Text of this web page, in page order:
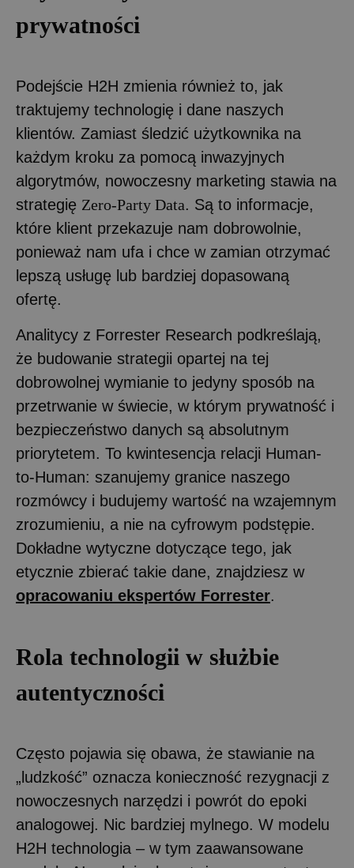
prywatności
Podejście H2H zmienia również to, jak
traktujemy technologię i dane naszych
klientów. Zamiast śledzić użytkownika na
każdym kroku za pomocą inwazyjnych
algorytmów, nowoczesny marketing stawia na
strategię Zero-Party Data. Są to informacje,
które klient przekazuje nam dobrowolnie,
ponieważ nam ufa i chce w zamian otrzymać
lepszą usługę lub bardziej dopasowaną
ofertę.
Analitycy z Forrester Research podkreślają,
że budowanie strategii opartej na tej
dobrowolnej wymianie to jedyny sposób na
przetrwanie w świecie, w którym prywatność i
bezpieczeństwo danych są absolutnym
priorytetem. To kwintesencja relacji Human-
to-Human: szanujemy granice naszego
rozmówcy i budujemy wartość na wzajemnym
zrozumieniu, a nie na cyfrowym podstępie.
Dokładne wytyczne dotyczące tego, jak
etycznie zbierać takie dane, znajdziesz w
opracowaniu ekspertów Forrester.
Rola technologii w służbie
autentyczności
Często pojawia się obawa, że stawianie na
„ludzkość” oznacza konieczność rezygnacji z
nowoczesnych narzędzi i powrót do epoki
analogowej. Nic bardziej mylnego. W modelu
H2H technologia – w tym zaawansowane